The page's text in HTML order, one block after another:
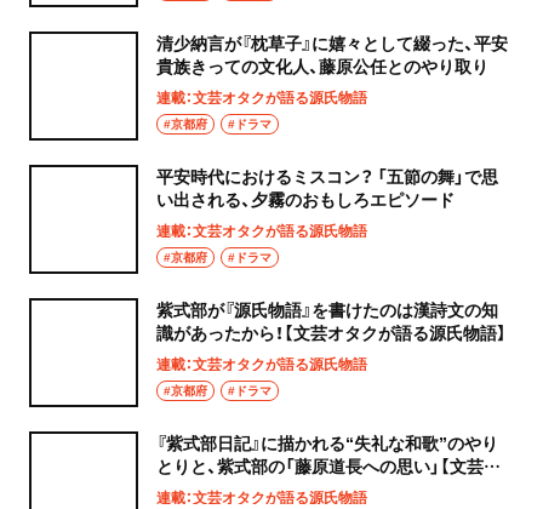
清少納言が『枕草子』に嬉々として綴った、平安
貴族きっての文化人、藤原公任とのやり取り
連載：文芸オタクが語る源氏物語
#京都府 #ドラマ
平安時代におけるミスコン？ 「五節の舞」で思
い出される、夕霧のおもしろエピソード
連載：文芸オタクが語る源氏物語
#京都府 #ドラマ
紫式部が『源氏物語』を書けたのは漢詩文の知
識があったから！【文芸オタクが語る源氏物語】
連載：文芸オタクが語る源氏物語
#京都府 #ドラマ
『紫式部日記』に描かれる“失礼な和歌”のやり
とりと、紫式部の「藤原道長への思い」【文芸オ
タクが語る源氏物語】
連載：文芸オタクが語る源氏物語